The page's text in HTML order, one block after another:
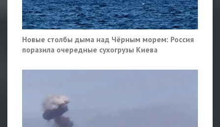
Новые столбы дыма над Чёрным морем: Россия
поразила очередные сухогрузы Киева